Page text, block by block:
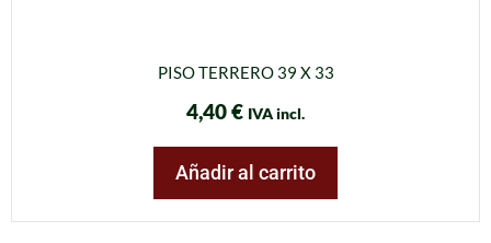
PISO TERRERO 39 X 33
4,40€ IVA incl.
Añadir al carrito